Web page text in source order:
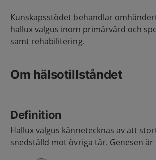
Kunskapsstödet behandlar
hallux valgus inom primärvård och
samt rehabilitering.
Om hälsotillståndet
Definition
Hallux valgus kännetecknas av att
snedställd mot övriga tår. Genesen